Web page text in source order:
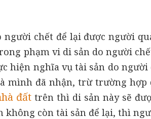
chết để lại được người
phạm vi di sản do người
hiện nghĩa vụ tài sản do người
mình đã nhận, trừ trường hợp
đấttrên thì di sản này sẽ
không còn tài sản để lại, thì